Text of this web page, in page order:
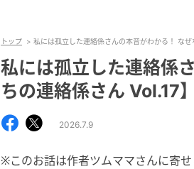
トップ 私には孤立した連絡係さんの本音がわかる！ なぜ
私には孤立した連絡係
ちの連絡係さん Vol.17】
2026.7.9
※このお話は作者ツムママさんに寄せ